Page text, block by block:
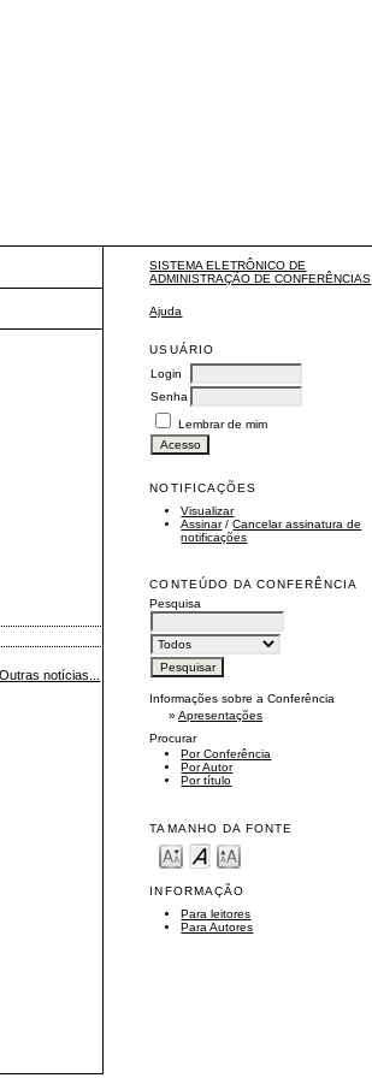
SISTEMA ELETRÔNICO DE
ADMINISTRAÇÃO DE CONFERÊNCIAS
Ajuda
USUÁRIO
Login
Senha
Lembrar de mim
NOTIFICAÇÕES
Visualizar
Assinar/Cancelar assinatura de
notificações
CONTEÚDO DA CONFERÊNCIA
Pesquisa
Informações sobre a Conferência
»Apresentações
Procurar
Por Conferência
Por Autor
Por título
TAMANHO DA FONTE
INFORMAÇÃO
Para leitores
Para Autores
Outras notícias...